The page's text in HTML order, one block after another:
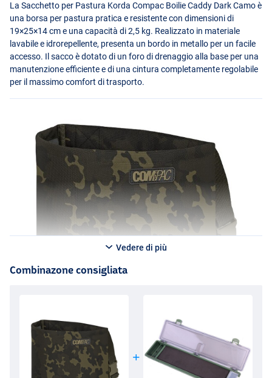
La Sacchetto per Pastura Korda Compac Boilie Caddy Dark Camo è
una borsa per pastura pratica e resistente con dimensioni di
19×25×14 cm e una capacità di 2,5 kg. Realizzato in materiale
lavabile e idrorepellente, presenta un bordo in metallo per un facile
accesso. Il sacco è dotato di un foro di drenaggio alla base per una
manutenzione efficiente e di una cintura completamente regolabile
per il massimo comfort di trasporto.
Vedere di più
Combinazone consigliata